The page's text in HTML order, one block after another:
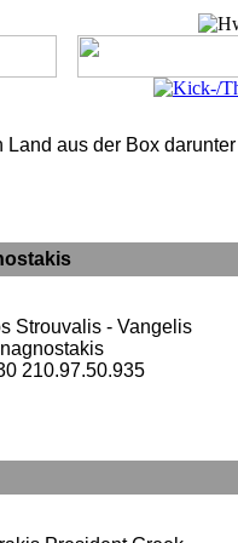
aus der Box darunter
Strouvalis - Vangelis
210.97.50.935